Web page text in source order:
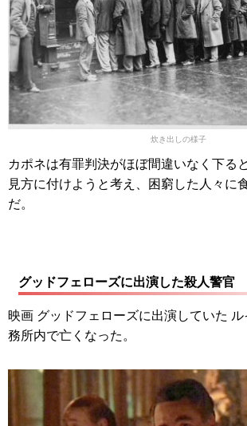
炊き出しの様子
カポネは有罪判決がほぼ間違いなく下る
見方に付けようと考え、困窮した人々に
だ。
グッドフェローズに出演した殺人警官
映画 グッドフェローズに出演していた ル
務所内で亡くなった。